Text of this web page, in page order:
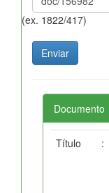
(ex. 1822/417)
Documento
Título :